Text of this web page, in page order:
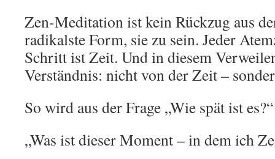
Zen-Meditation ist kein Rückzug aus
radikalste Form, sie zu sein. Jeder
Schritt ist Zeit. Und in diesem
Verständnis: nicht von der Zeit –
So wird aus der Frage „Wie spät ist
„Was ist dieser Moment – in dem ich